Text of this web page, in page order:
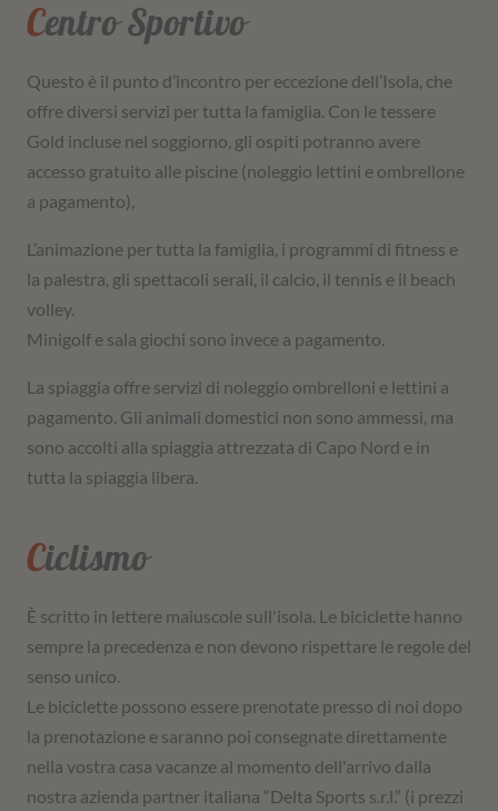
Centro Sportivo
Questo è il punto d’incontro per eccezione dell’Isola, che
offre diversi servizi per tutta la famiglia. Con le tessere
Gold incluse nel soggiorno, gli ospiti potranno avere
accesso gratuito alle piscine (noleggio lettini e ombrellone
a pagamento),
L’animazione per tutta la famiglia, i programmi di fitness e
la palestra, gli spettacoli serali, il calcio, il tennis e il beach
volley.
Minigolf e sala giochi sono invece a pagamento.
La spiaggia offre servizi di noleggio ombrelloni e lettini a
pagamento. Gli animali domestici non sono ammessi, ma
sono accolti alla spiaggia attrezzata di Capo Nord e in
tutta la spiaggia libera.
Ciclismo
È scritto in lettere maiuscole sull'isola. Le biciclette hanno
sempre la precedenza e non devono rispettare le regole del
senso unico.
Le biciclette possono essere prenotate presso di noi dopo
la prenotazione e saranno poi consegnate direttamente
nella vostra casa vacanze al momento dell'arrivo dalla
nostra azienda partner italiana “Delta Sports s.r.l.” (i prezzi